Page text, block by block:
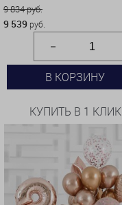
9 834 руб.
9 539 руб.
В КОРЗИНУ
КУПИТЬ В 1 КЛИК